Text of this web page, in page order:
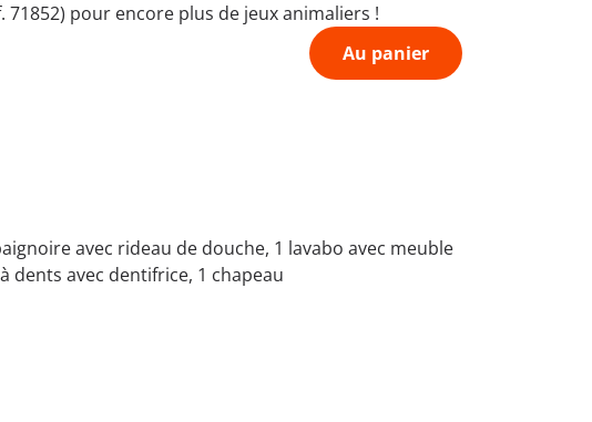
pour encore plus de jeux animaliers !
Au panier
avec rideau de douche, 1 lavabo avec meuble
dents avec dentifrice, 1 chapeau